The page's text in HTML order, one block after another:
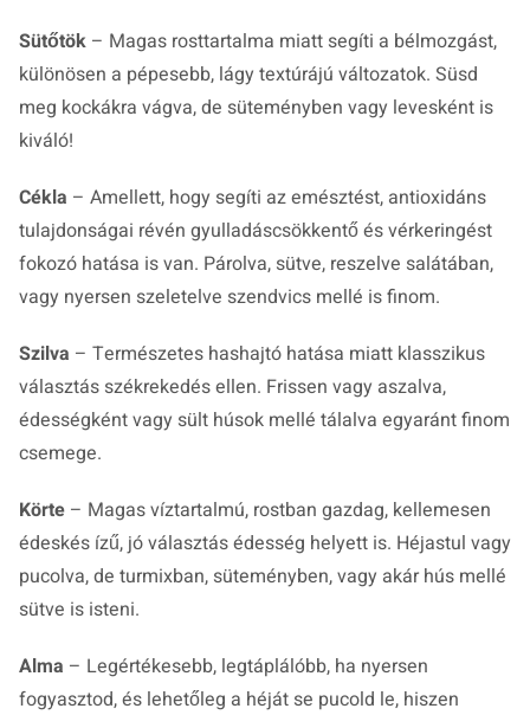
Sütőtök – Magas rosttartalma miatt segíti a bélmozgást,
különösen a pépesebb, lágy textúrájú változatok. Süsd
meg kockákra vágva, de süteményben vagy levesként is
kiváló!
Cékla – Amellett, hogy segíti az emésztést, antioxidáns
tulajdonságai révén gyulladáscsökkentő és vérkeringést
fokozó hatása is van. Párolva, sütve, reszelve salátában,
vagy nyersen szeletelve szendvics mellé is finom.
Szilva – Természetes hashajtó hatása miatt klasszikus
választás székrekedés ellen. Frissen vagy aszalva,
édességként vagy sült húsok mellé tálalva egyaránt finom
csemege.
Körte – Magas víztartalmú, rostban gazdag, kellemesen
édeskés ízű, jó választás édesség helyett is. Héjastul vagy
pucolva, de turmixban, süteményben, vagy akár hús mellé
sütve is isteni.
Alma – Legértékesebb, legtáplálóbb, ha nyersen
fogyasztod, és lehetőleg a héját se pucold le, hiszen